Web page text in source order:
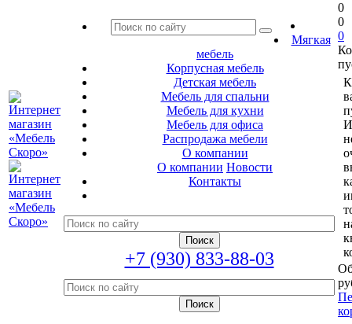
Мягкая
мебель
Корпусная мебель
Детская мебель
Мебель для спальни
Мебель для кухни
Мебель для офиса
Распродажа мебели
О компании
О компании Новости
Контакты
+7 (930) 833-88-03
0
0
0